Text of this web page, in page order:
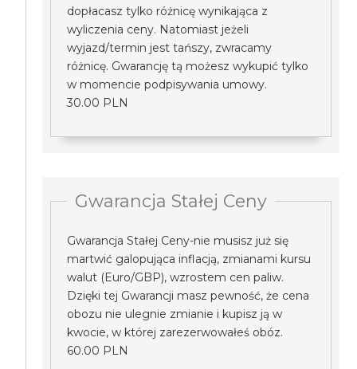
dopłacasz tylko różnicę wynikająca z
wyliczenia ceny. Natomiast jeżeli
wyjazd/termin jest tańszy, zwracamy
różnicę. Gwarancję tą możesz wykupić tylko
w momencie podpisywania umowy.
30.00 PLN
Gwarancja Stałej Ceny
Gwarancja Stałej Ceny-nie musisz już się
martwić galopująca inflacją, zmianami kursu
walut (Euro/GBP), wzrostem cen paliw.
Dzięki tej Gwarancji masz pewność, że cena
obozu nie ulegnie zmianie i kupisz ją w
kwocie, w której zarezerwowałeś obóz.
60.00 PLN